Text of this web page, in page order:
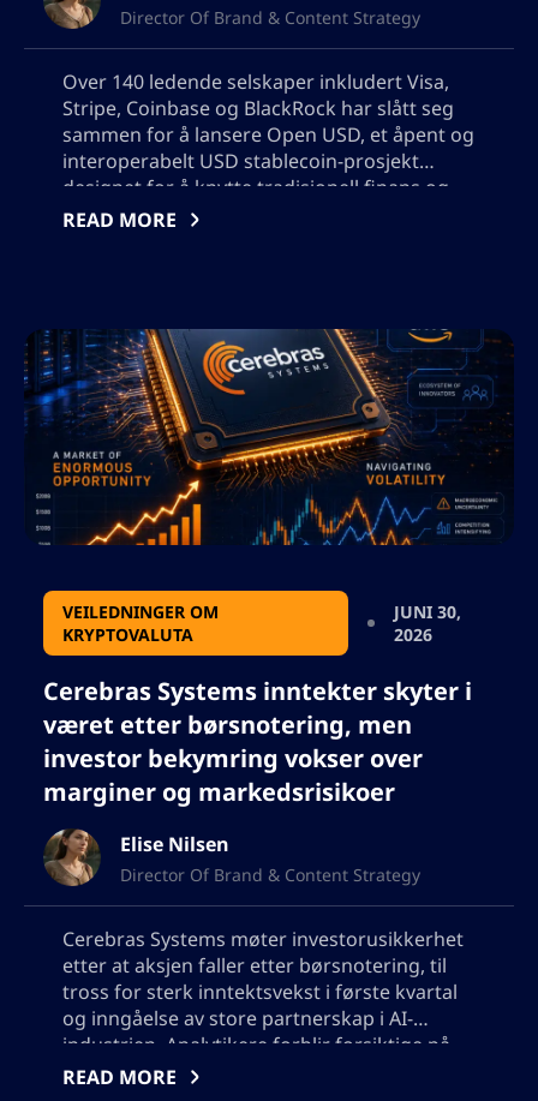
Director Of Brand & Content Strategy
Over 140 ledende selskaper inkludert Visa,
Stripe, Coinbase og BlackRock har slått seg
sammen for å lansere Open USD, et åpent og
interoperabelt USD stablecoin-prosjekt
designet for å knytte tradisjonell finans og
kryptoøkonomi. Initiativet har som mål å
å ikke legge til noen anførselstegn, jeg vil
trenge å bruke resultatet i json, så ikke legg
til noen tegn som vil bryte json-formatet.
READ MORE
VEILEDNINGER OM
KRYPTOVALUTA
JUNI 30,
2026
Cerebras Systems inntekter skyter i
været etter børsnotering, men
investor bekymring vokser over
marginer og markedsrisikoer
Elise Nilsen
Director Of Brand & Content Strategy
Cerebras Systems møter investorusikkerhet
etter at aksjen faller etter børsnotering, til
tross for sterk inntektsvekst i første kvartal
og inngåelse av store partnerskap i AI-
industrien. Analytikere forblir forsiktige på
grunn av bekymringer rundt
READ MORE